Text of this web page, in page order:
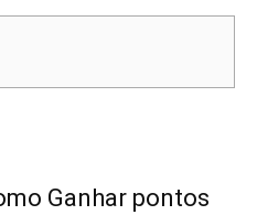
Ganhar pontos